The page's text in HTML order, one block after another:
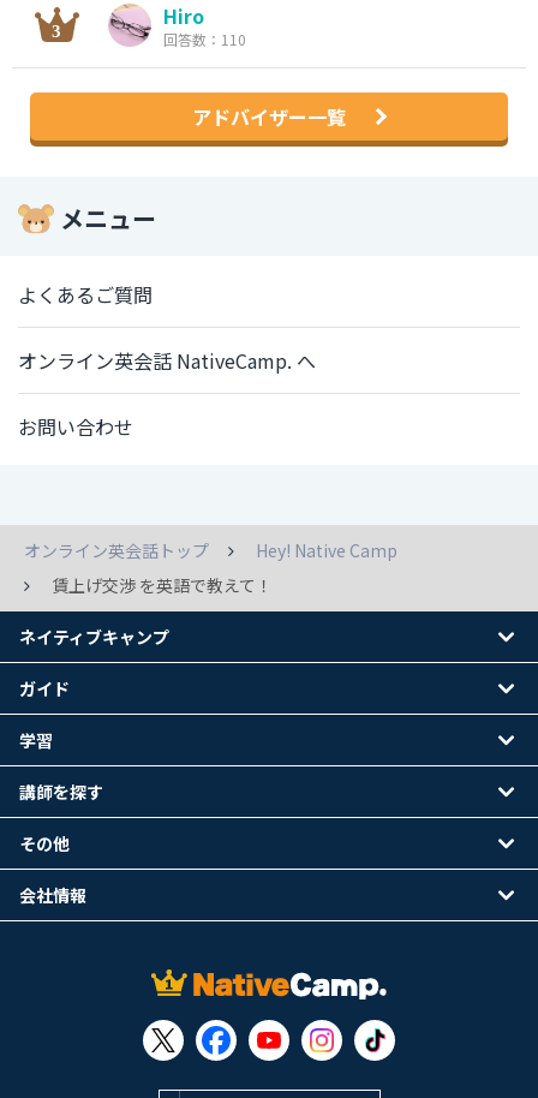
Hiro
回答数：110
アドバイザー一覧
メニュー
よくあるご質問
オンライン英会話 NativeCamp. へ
お問い合わせ
オンライン英会話トップ
Hey! Native Camp
賃上げ交渉 を英語で教えて！
ネイティブキャンプ
ガイド
学習
講師を探す
その他
会社情報